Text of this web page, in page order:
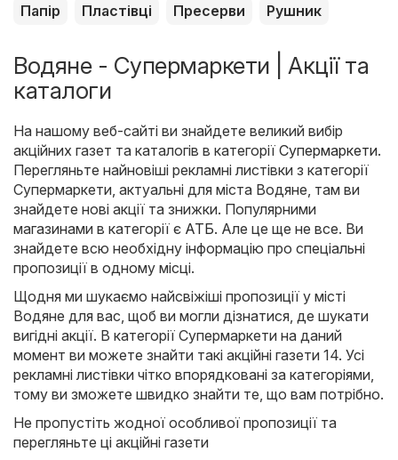
Папір
Пластівці Пресерви Рушник
Водяне - Супермаркети | Акції та
каталоги
На нашому веб-сайті ви знайдете великий вибір
акційних газет та каталогів в категорії Супермаркети.
Перегляньте найновіші рекламні листівки з категорії
Супермаркети, актуальні для міста Водяне, там ви
знайдете нові акції та знижки. Популярними
магазинами в категорії є АТБ. Але це ще не все. Ви
знайдете всю необхідну інформацію про спеціальні
пропозиції в одному місці.
Щодня ми шукаємо найсвіжіші пропозиції у місті
Водяне для вас, щоб ви могли дізнатися, де шукати
вигідні акції. В категорії Супермаркети на даний
момент ви можете знайти такі акційні газети 14. Усі
рекламні листівки чітко впорядковані за категоріями,
тому ви зможете швидко знайти те, що вам потрібно.
Не пропустіть жодної особливої пропозиції та
перегляньте ці акційні газети